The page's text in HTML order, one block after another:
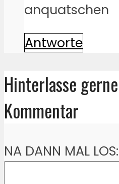
anquatschen
Antworte
Hinterlasse
Kommentar
NA DANN MAL LOS: